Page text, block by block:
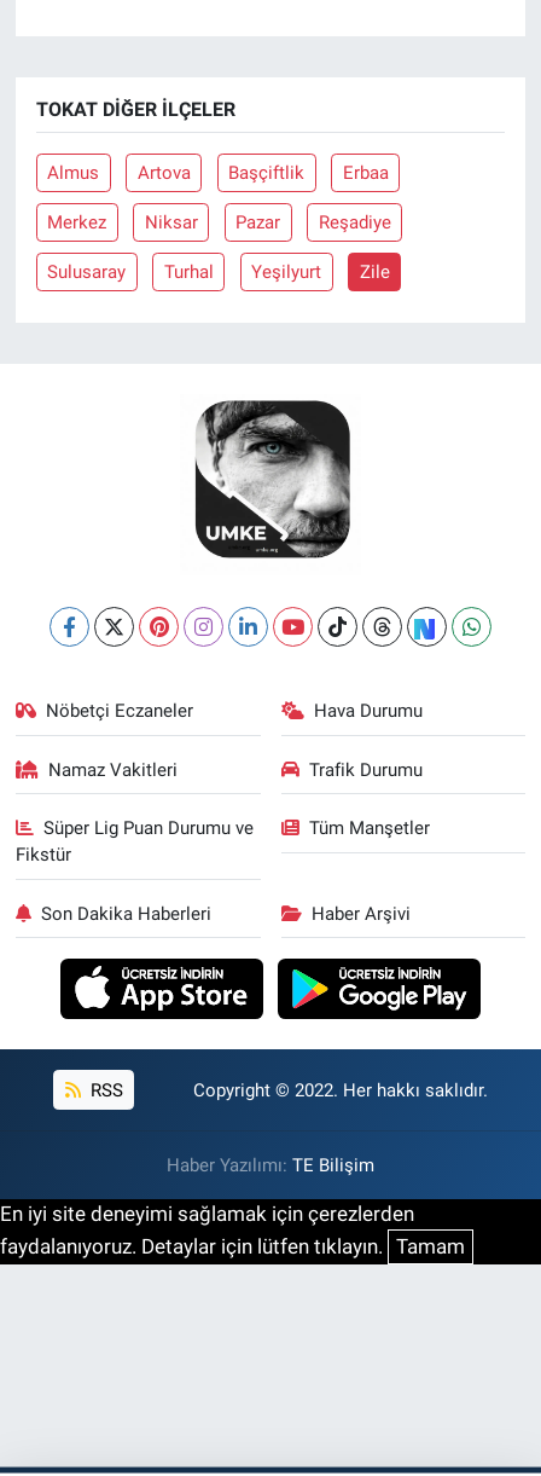
TOKAT DIĞER İLÇELER
Almus Artova Başçiftlik Erbaa
Merkez Niksar Pazar Reşadiye
Sulusaray Turhal Yeşilyurt Zile
Nöbetçi Eczaneler Hava Durumu
Namaz Vakitleri Trafik Durumu
Süper Lig Puan Durumu ve
Fikstür
Tüm Manşetler
Son Dakika Haberleri Haber Arşivi
RSS Copyright © 2022. Her hakkı saklıdır.
Haber Yazılımı: TE Bilişim
En iyi site deneyimi sağlamak için çerezlerden
faydalanıyoruz. Detaylar için lütfen tıklayın. Tamam